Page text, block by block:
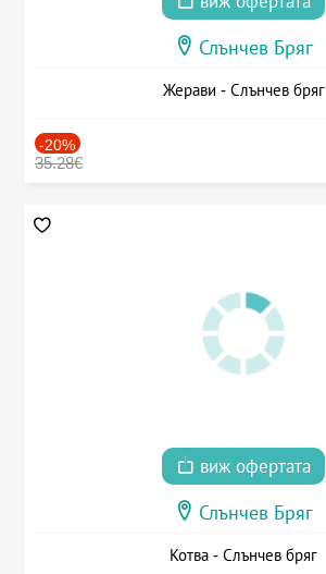
Слънчев Бряг
Жерави - Слънчев бряг
-20%
35.28€
виж офертата
Слънчев Бряг
Котва - Слънчев бряг